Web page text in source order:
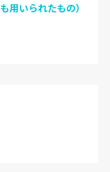
用いられたもの）